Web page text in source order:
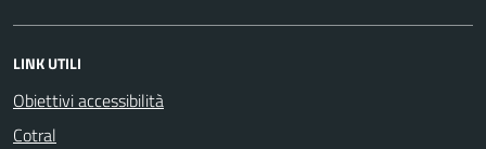
LINK UTILI
Obiettivi accessibilità
Cotral